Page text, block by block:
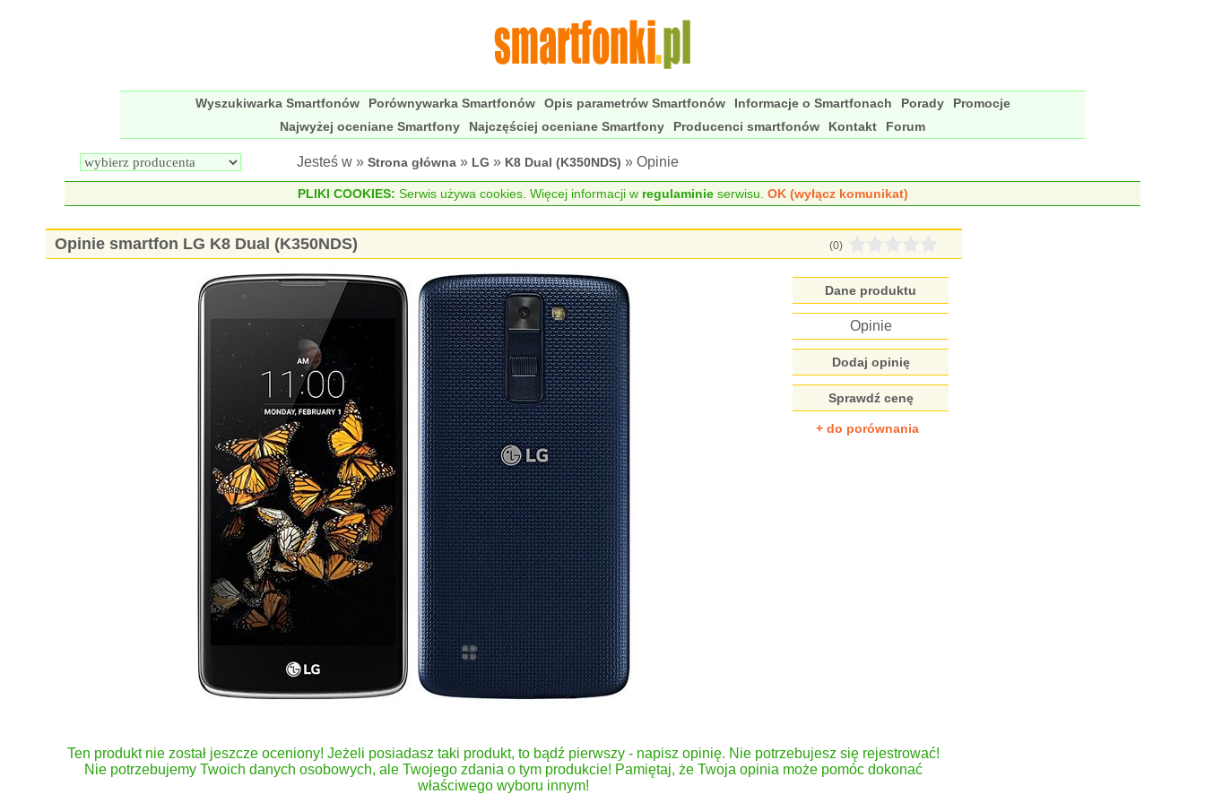
Wyszukiwarka Smartfonów Porównywarka Smartfonów Opis parametrów Smartfonów Informacje o Smartfonach Porady
Promocje
Najwyżej oceniane Smartfony
Najczęściej oceniane Smartfony Producenci smartfonów Kontakt Forum
Jesteś w » Strona główna » LG » K8 Dual (K350NDS) » Opinie
PLIKI COOKIES: Serwis używa cookies. Więcej informacji w regulaminieserwisu. OK (wyłącz komunikat)
Opinie smartfon LG K8 Dual (K350NDS) (0)
Dane produktu
Opinie
Dodaj opinię
Sprawdź cenę
+ do porównania
Ten produkt nie został jeszcze oceniony! Jeżeli posiadasz taki produkt, to bądź pierwszy - napisz opinię. Nie potrzebujesz się rejestrować!
Nie potrzebujemy Twoich danych osobowych, ale Twojego zdania o tym produkcie! Pamiętaj, że Twoja opinia może pomóc dokonać
właściwego wyboru innym!